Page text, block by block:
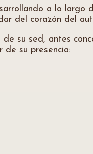
a lo largo
del corazón del
su sed, antes
su presencia: